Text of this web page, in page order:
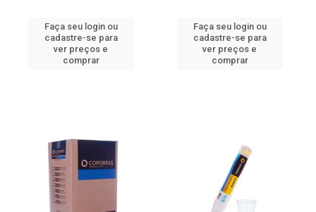
Faça seu login ou
cadastre-se para
ver preços e
comprar
Faça seu login ou
cadastre-se para
ver preços e
comprar